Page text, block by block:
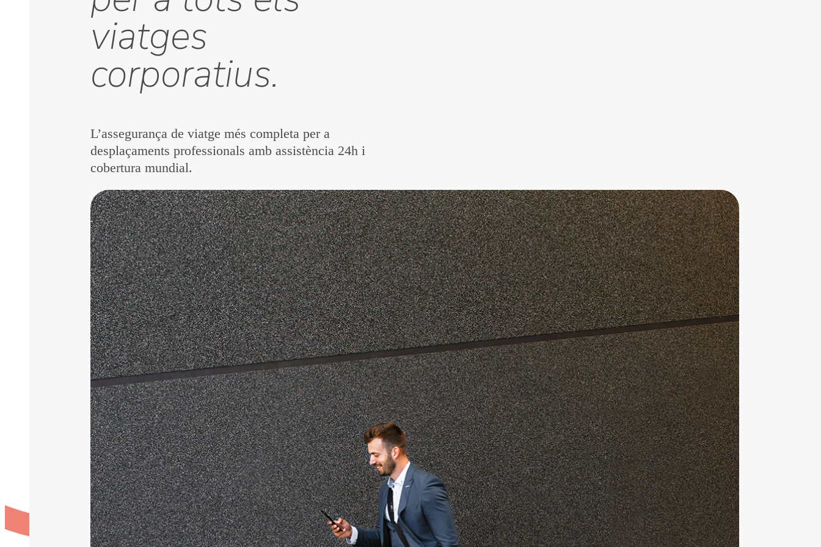
viatges
corporatius.
L’assegurança de viatge més completa per a
desplaçaments professionals amb assistència 24h i
cobertura mundial.